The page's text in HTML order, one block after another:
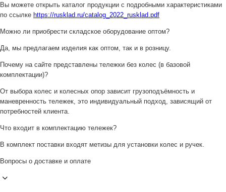
Вы можете открыть каталог продукции с подробными характеристиками
по ссылке https://rusklad.ru/catalog_2022_rusklad.pdf
Можно ли приобрести складское оборудование оптом?
Да, мы предлагаем изделия как оптом, так и в розницу.
Почему на сайте представлены тележки без колес (в базовой
комплектации)?
От выбора колес и колесных опор зависит грузоподъёмность и
маневренность тележек, это индивидуальный подход, зависящий от
потребностей клиента.
Что входит в комплектацию тележек?
В комплект поставки входят метизы для установки колес и ручек.
Вопросы о доставке и оплате